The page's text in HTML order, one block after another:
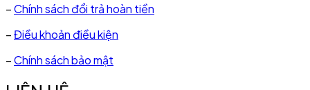
–Chính sách đổi trả hoàn tiền
–Điều khoản điều kiện
–Chính sách bảo mật